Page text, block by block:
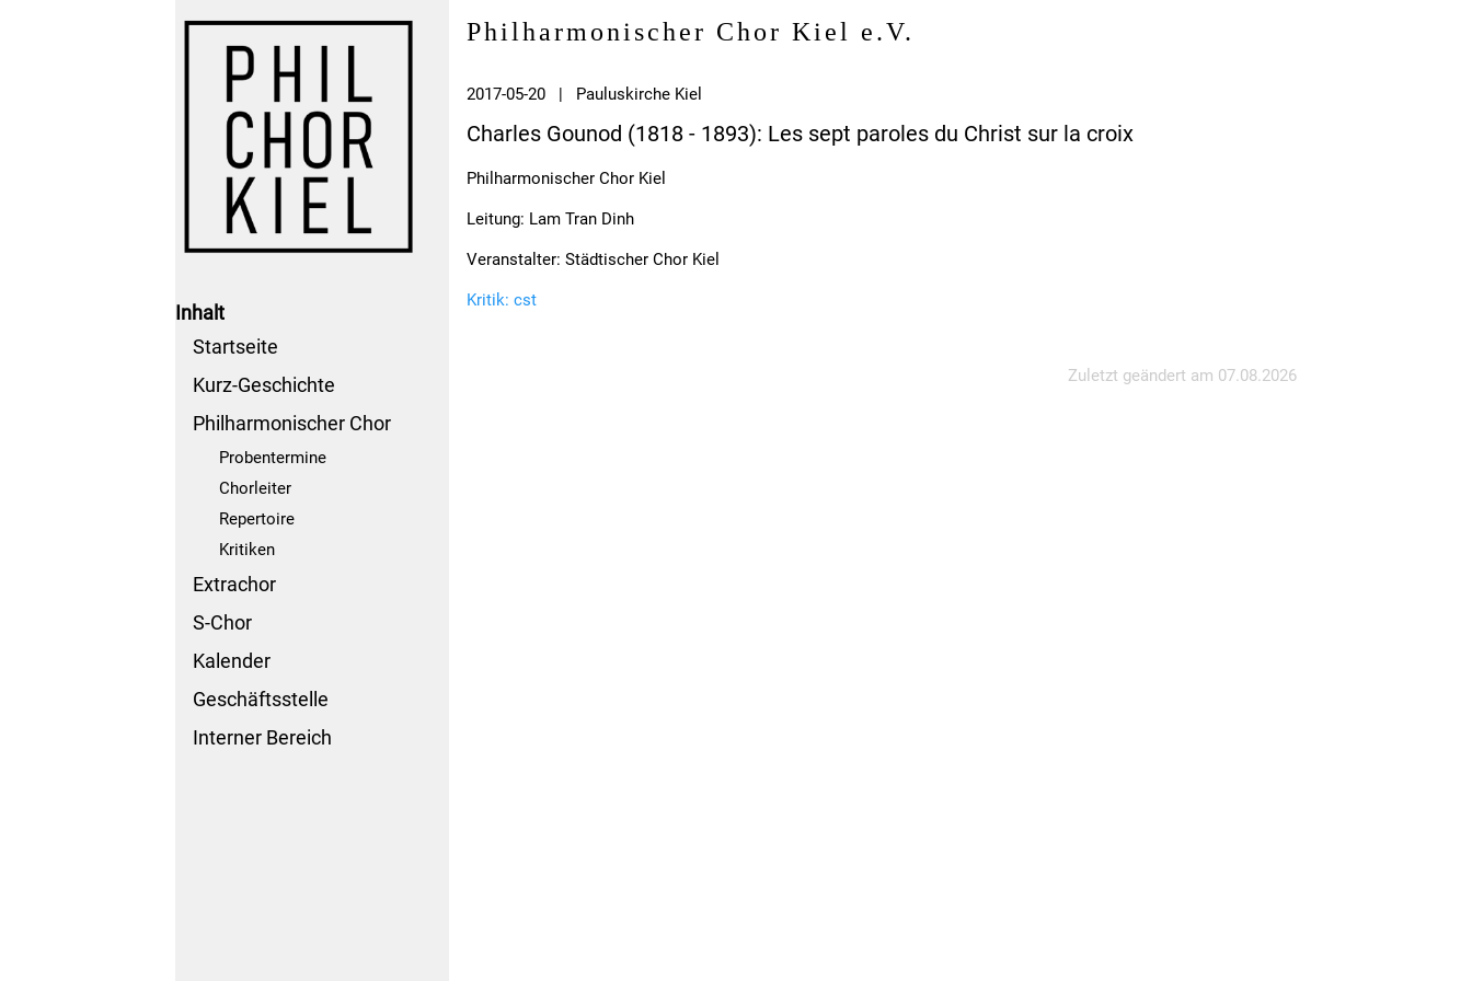
Inhalt
Startseite
Kurz-Geschichte
Philharmonischer Chor
Probentermine
Chorleiter
Repertoire
Kritiken
Extrachor
S-Chor
Kalender
Geschäftsstelle
Interner Bereich
Philharmonischer Chor Kiel e.V.
2017-05-20 | Pauluskirche Kiel
Charles Gounod (1818 - 1893): Les sept paroles du Christ sur la croix
Philharmonischer Chor Kiel
Leitung: Lam Tran Dinh
Veranstalter: Städtischer Chor Kiel
Kritik: cst
Zuletzt geändert am 07.08.2026